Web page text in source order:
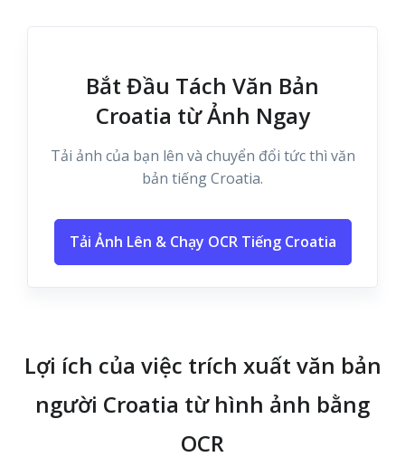
Bắt Đầu Tách Văn Bản
Croatia từ Ảnh Ngay
Tải ảnh của bạn lên và chuyển đổi tức thì văn
bản tiếng Croatia.
Tải Ảnh Lên & Chạy OCR Tiếng Croatia
Lợi ích của việc trích xuất văn bản
người Croatia từ hình ảnh bằng
OCR